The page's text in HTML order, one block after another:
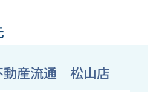
動産流通 松山店